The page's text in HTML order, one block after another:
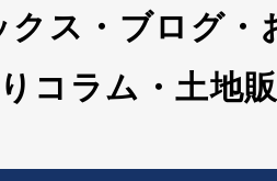
クス・ブログ・
コラム・土地